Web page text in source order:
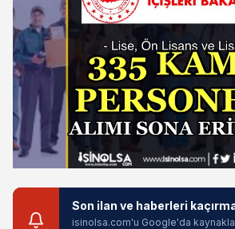
Son ilan ve haberleri
isinolsa.com'u Google'da